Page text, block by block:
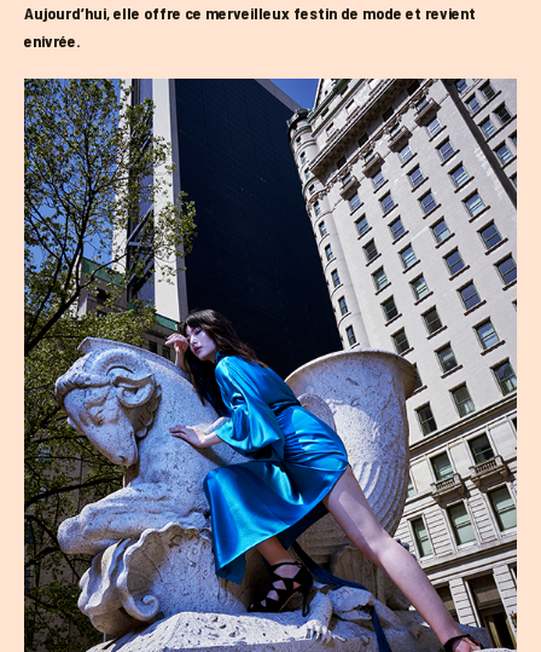
Aujourd’hui, elle offre ce merveilleux festin de mode et revient
enivrée.